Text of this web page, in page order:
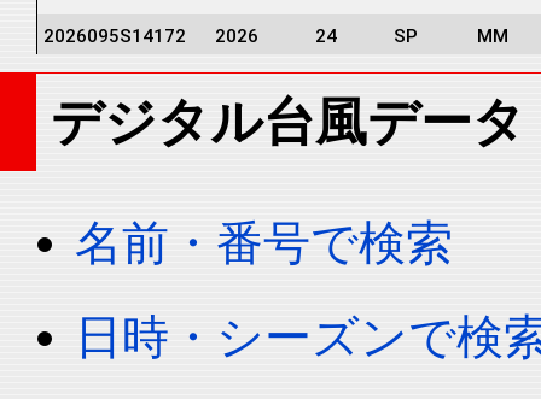
2026095S14172 2026 24 SP MM
2026095S14172 2026 24 SP MM
2026095S14172 2026 24 SP MM
2026095S14172 2026 24 SP
2026095S14172 2026 24 SP MM
デジタル台風データ
名前・番号で検索
日時・シーズンで検